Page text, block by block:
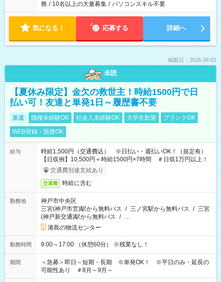
務 / 10名以上の大量募集 / パソコンスキル不要
気になる！ 応募する 詳細へ
掲載日：2026.08.03
未読
【夏休み限定】金欠の救世主！時給1500円で日
払い可！友達と単発1日～履歴書不要
派遣 職種未経験OK 社会人未経験OK 大学生歓迎
ブランクOK
WEB登録・面接OK
給与
時給1,500円（交通費込） ※日払い・週払いOK！（規定有）
【日収例】10,500円＝時給1500円×7時間 ＃日収1万円以上！
交通費別途支給あり
交通費 時給に含む
勤務地
神戸市中央区
三宮(神戸市営)駅から無料バス / 三ノ宮駅から無料バス / 三宮
(神戸新交通)駅から無料バス / …
港島の物流センター
勤務時間 9:00～17:00 （休憩60分） ※残業なし！
期間
＜急募＞即日～短期・長期 ※単発OK！ ※平日のみ・延長の
可能性あり ＃8月～9月～